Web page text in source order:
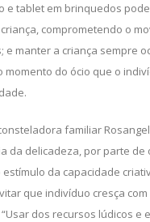
e tablet em brinquedos
comprometendo o
e manter a criança sempre
momento do ócio que o
familiar
da delicadeza, por parte de
da capacidade
que indivíduo cresça
dos recursos lúdicos e